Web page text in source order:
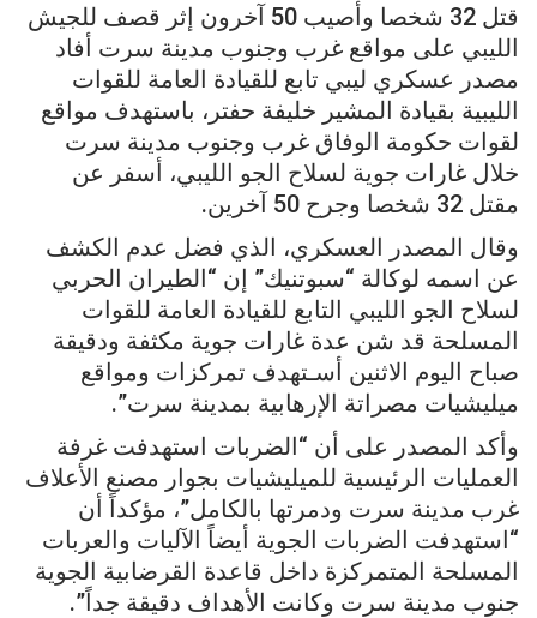
قتل 32 شخصا وأصيب 50 آخرون إثر قصف للجيش
الليبي على مواقع غرب وجنوب مدينة سرت أفاد
مصدر عسكري ليبي تابع للقيادة العامة للقوات
الليبية بقيادة المشير خليفة حفتر، باستهدف مواقع
لقوات حكومة الوفاق غرب وجنوب مدينة سرت
خلال غارات جوية لسلاح الجو الليبي، أسفر عن
مقتل 32 شخصا وجرح 50 آخرين.
وقال المصدر العسكري، الذي فضل عدم الكشف
عن اسمه لوكالة “سبوتنيك” إن “الطيران الحربي
لسلاح الجو الليبي التابع للقيادة العامة للقوات
المسلحة قد شن عدة غارات جوية مكثفة ودقيقة
صباح اليوم الاثنين أسـتهدف تمركزات ومواقع
ميليشيات مصراتة الإرهابية بمدينة سرت”.
وأكد المصدر على أن “الضربات استهدفت غرفة
العمليات الرئيسية للميليشيات بجوار مصنع الأعلاف
غرب مدينة سرت ودمرتها بالكامل”، مؤكداً أن
“استهدفت الضربات الجوية أيضاً الآليات والعربات
المسلحة المتمركزة داخل قاعدة القرضابية الجوية
جنوب مدينة سرت وكانت الأهداف دقيقة جداً”.